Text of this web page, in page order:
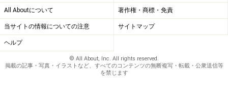
解答をしてしまう
出題者に与えられた解答の根拠を見逃してしまう、
根拠の使いどころを間違えてしまう
１次知識が、２次試験で使えるものになっていない
試験時間80分のタイムマネジメントができない
All Aboutについて 著作権・商標・免責
当サイトの情報についての注意 サイトマップ
ヘルプ
© All About, Inc. All rights reserved.
掲載の記事・写真・イラストなど、すべてのコンテンツの無断複写・転載・公衆送信等
を禁じます